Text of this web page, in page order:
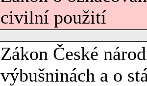
civilní použití
Zákon České
výbušninách a o